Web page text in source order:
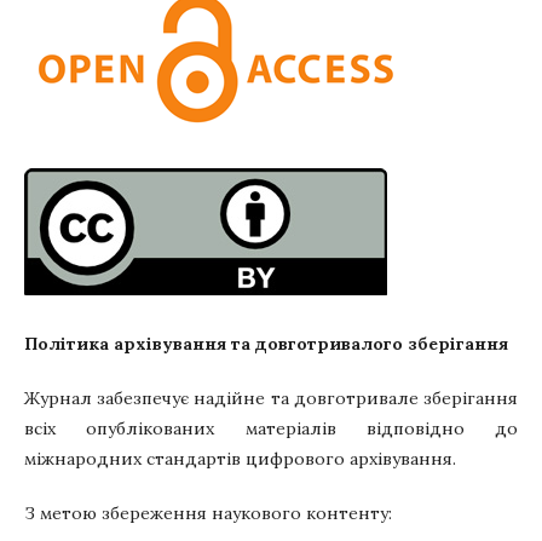
Політика архівування та довготривалого зберігання
Журнал забезпечує надійне та довготривале зберігання
всіх опублікованих матеріалів відповідно до
міжнародних стандартів цифрового архівування.
З метою збереження наукового контенту: